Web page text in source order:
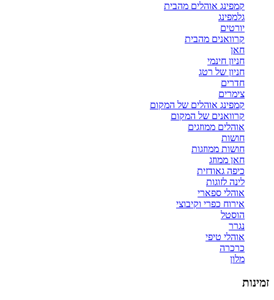
קמפינג אוהלים מהבית
גלמפינג
יורטים
קרוואנים מהבית
חאן
חניון חינמי
חניון של רטג
חדרים
צימרים
קמפינג אוהלים של המקום
קרוואנים של המקום
אוהלים ממוזגים
חושות
חושות ממוזגות
חאן ממוזג
כיפה גאודזית
לינה לזוגות
אוהלי ספארי
אירוח כפרי וקיבוצי
הוסטל
נגרר
אוהלי טיפי
כרכרה
מלון
זמינות